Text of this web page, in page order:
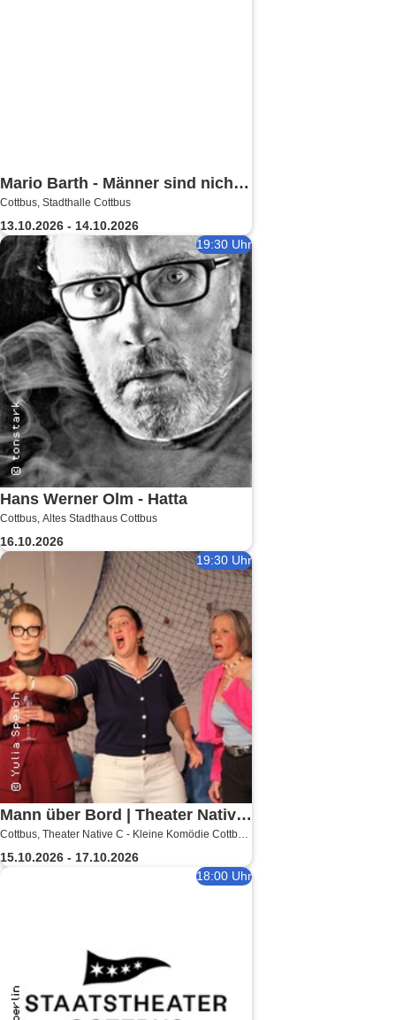
Mario Barth - Männer sind nichts
ohne die Frauen
Cottbus, Stadthalle Cottbus
13.10.2026 - 14.10.2026
19:30 Uhr
Hans Werner Olm - Hatta
Cottbus, Altes Stadthaus Cottbus
16.10.2026
19:30 Uhr
Mann über Bord | Theater Native
C - Kleine Komödie Cottbus -
Innenhof
Cottbus, Theater Native C - Kleine Komödie Cottbus
15.10.2026 - 17.10.2026
18:00 Uhr